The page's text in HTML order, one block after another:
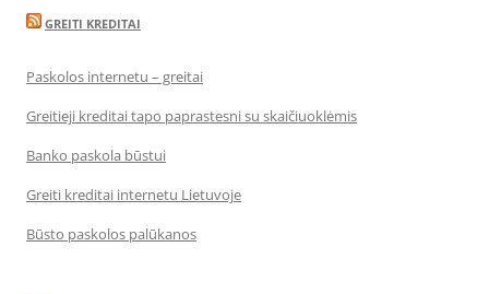
GREITI KREDITAI
Paskolos internetu – greitai
Greitieji kreditai tapo paprastesni su skaičiuoklėmis
Banko paskola būstui
Greiti kreditai internetu Lietuvoje
Būsto paskolos palūkanos